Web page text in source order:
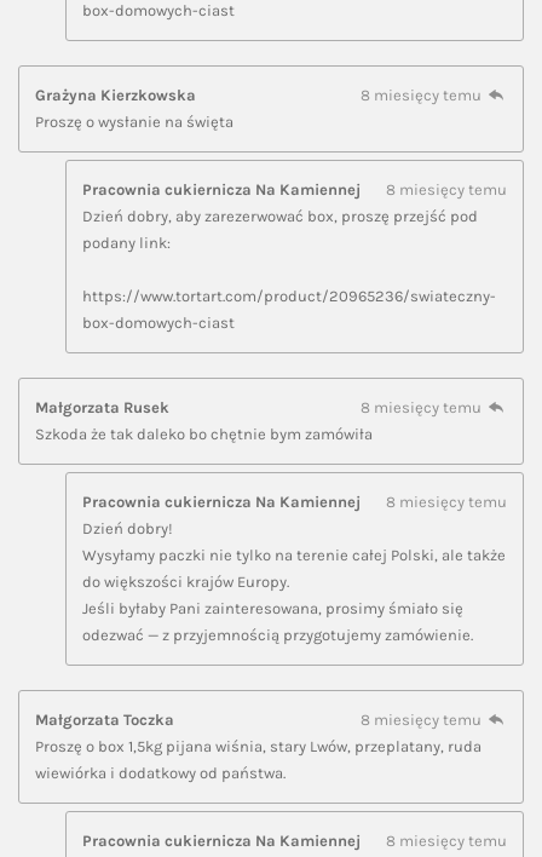
box-domowych-ciast
Grażyna Kierzkowska
8 miesięcy temu
Proszę o wysłanie na święta
Pracownia cukiernicza Na Kamiennej
8 miesięcy temu
Dzień dobry, aby zarezerwować box, proszę przejść pod
podany link:
https://www.tortart.com/product/20965236/swiateczny-
box-domowych-ciast
Małgorzata Rusek
8 miesięcy temu
Szkoda że tak daleko bo chętnie bym zamówiła
Pracownia cukiernicza Na Kamiennej
8 miesięcy temu
Dzień dobry!
Wysyłamy paczki nie tylko na terenie całej Polski, ale także
do większości krajów Europy.
Jeśli byłaby Pani zainteresowana, prosimy śmiało się
odezwać — z przyjemnością przygotujemy zamówienie.
Małgorzata Toczka
8 miesięcy temu
Proszę o box 1,5kg pijana wiśnia, stary Lwów, przeplatany, ruda
wiewiórka i dodatkowy od państwa.
Pracownia cukiernicza Na Kamiennej
8 miesięcy temu